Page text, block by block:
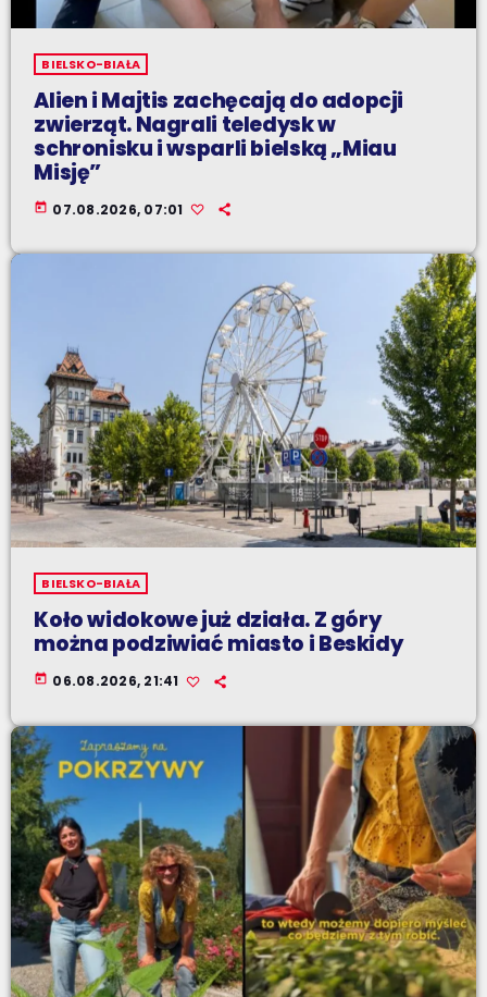
BIELSKO-BIAŁA
Alien i Majtis zachęcają do adopcji
zwierząt. Nagrali teledysk w
schronisku i wsparli bielską „Miau
Misję”
today 07.08.2026, 07:01
BIELSKO-BIAŁA
Koło widokowe już działa. Z góry
można podziwiać miasto i Beskidy
today 06.08.2026, 21:41